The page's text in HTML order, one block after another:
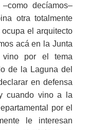
decíamos‒
otra totalmente
el arquitecto
acá en la Junta
por el tema
de la Laguna del
en defensa
cuando vino a la
por el
le interesan